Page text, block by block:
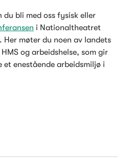
du bli med oss fysisk eller
i Nationaltheatret
Her møter du noen av landets
og arbeidshelse, som gir
et enestående arbeidsmiljø i